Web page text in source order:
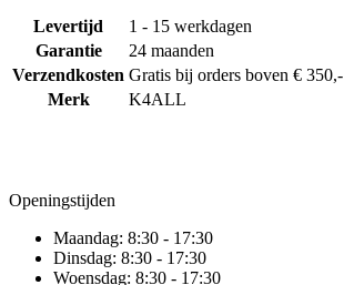
Levertijd
1 - 15 werkdagen
Garantie
24 maanden
Verzendkosten Gratis bij orders boven € 350,-
Merk
K4ALL
Openingstijden
Maandag: 8:30 - 17:30
Dinsdag: 8:30 - 17:30
Woensdag: 8:30 - 17:30